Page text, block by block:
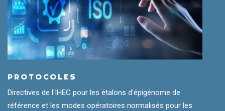
PROTOCOLES
Directives de l'IHEC pour les étalons d'épigénome de
référence et les modes opératoires normalisés pour les